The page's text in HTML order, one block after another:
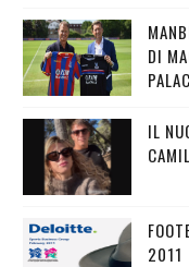
DI
IL
2011